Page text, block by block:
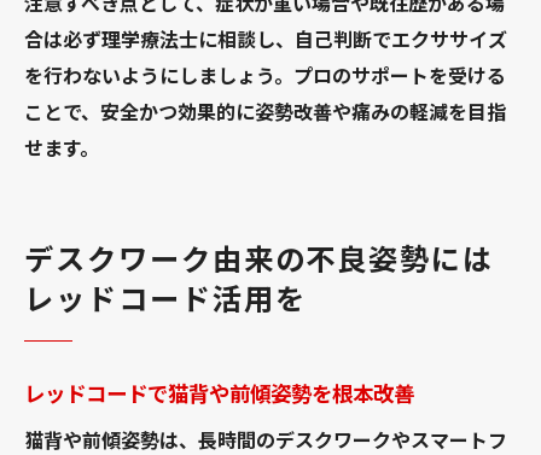
合は必ず理学療法士に相談し、自己判断でエクササイズ
を行わないようにしましょう。プロのサポートを受ける
ことで、安全かつ効果的に姿勢改善や痛みの軽減を目指
せます。
デスクワーク由来の不良姿勢には
レッドコード活用を
レッドコードで猫背や前傾姿勢を根本改善
猫背や前傾姿勢は、長時間のデスクワークやスマートフ